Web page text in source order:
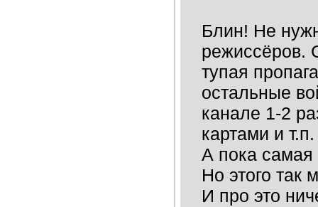
Блин! Не
режиссёров.
тупая
остальные
канале 1-2
картами и т.п.
А пока самая
Но этого так
И про это